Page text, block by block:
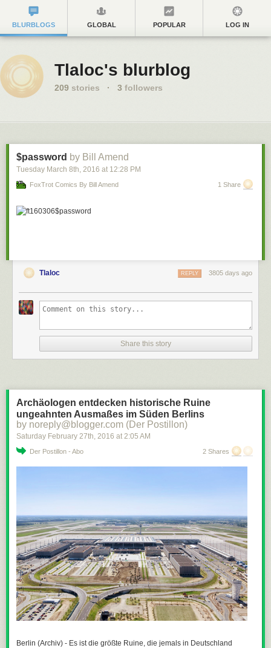
BLURBLOGS GLOBAL POPULAR LOG IN
Tlaloc's blurblog
209 stories · 3 followers
$password by Bill Amend
Tuesday March 8th, 2016 at 12:28 PM
FoxTrot Comics By Bill Amend 1 Share
Tlaloc 3805 days ago
REPLY
Share this story
Archäologen entdecken historische Ruine
ungeahnten Ausmaßes im Süden Berlins
by noreply@blogger.com (Der Postillon)
Saturday February 27th, 2016 at 2:05 AM
Der Postillon - Abo 2 Shares
Berlin (Archiv) - Es ist die größte Ruine, die jemals in Deutschland